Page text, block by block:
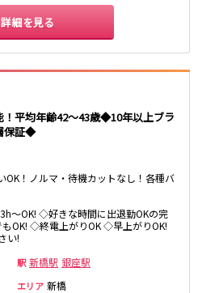
細を見る
平均年齢42～43歳◆10年以上ブラ
保証◆
！ノルマ・待機カットなし！各種バ
～OK! ◇好きな時間に出退勤OKの完
OK! ◇終電上がりOK ◇早上がりOK!
い!
駅 新橋駅 銀座駅
エリア 新橋
)
船橋駅
藤沢駅
湘南台駅
中央林間駅